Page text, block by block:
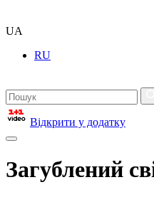
UA
RU
Відкрити у додатку
Загублений